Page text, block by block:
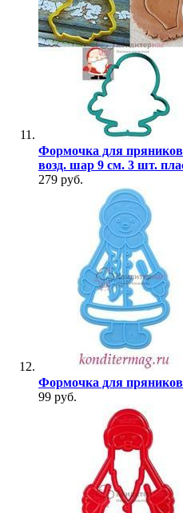
Формочка для
возд. шар 9 см. 3 шт.
279 руб.
Формочка для
99 руб.